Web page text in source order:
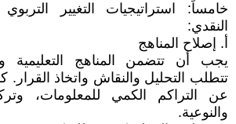
خامساً: استراتيجيات التغيير التربوي
النقدي:
أ. إصلاح المناهج
يجب أن تتضمن المناهج التعليمية
تتطلب التحليل والنقاش واتخاذ القرار.
عن التراكم الكمي للمعلومات،
والنوعية.